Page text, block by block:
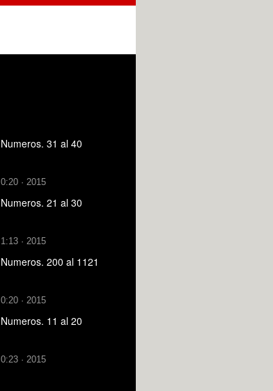
Numeros. 31 al 40
0:20 · 2015
Numeros. 21 al 30
1:13 · 2015
Numeros. 200 al 1121
0:20 · 2015
Numeros. 11 al 20
0:23 · 2015